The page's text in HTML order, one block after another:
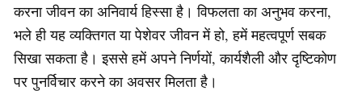
करना जीवन का अनिवार्य हिस्सा है। विफलता का अनुभव करना,
भले ही यह व्यक्तिगत या पेशेवर जीवन में हो, हमें महत्वपूर्ण सबक
सिखा सकता है। इससे हमें अपने निर्णयों, कार्यशैली और दृष्टिकोण
पर पुनर्विचार करने का अवसर मिलता है।